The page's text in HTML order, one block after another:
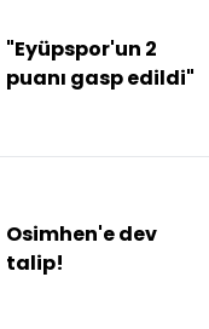
"Eyüpspor'un 2
puanı gasp edildi"
Osimhen'e dev
talip!